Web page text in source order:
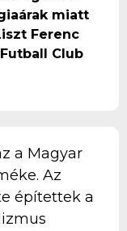
miatt
Ferenc
Club
a Magyar
Az
építettek a